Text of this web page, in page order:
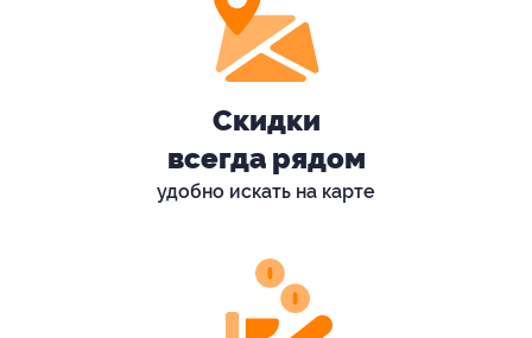
Скидки
всегда рядом
удобно искать на карте